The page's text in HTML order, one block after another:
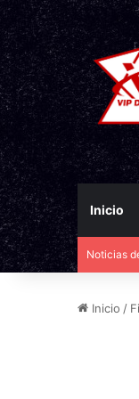
Inicio
Noticias
Inicio /